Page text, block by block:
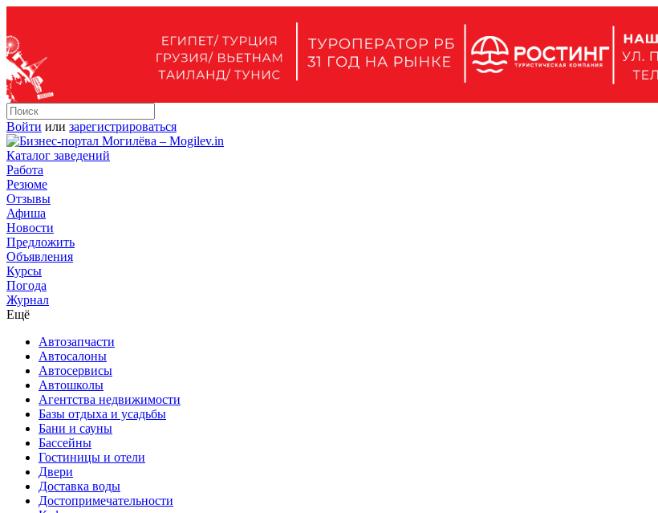
Войти или зарегистрироваться
Каталог заведений
Работа
Резюме
Отзывы
Афиша
Новости
Предложить
Объявления
Курсы
Погода
Журнал
Ещё
Автозапчасти
Автосалоны
Автосервисы
Автошколы
Агентства недвижимости
Базы отдыха и усадьбы
Бани и сауны
Бассейны
Гостиницы и отели
Двери
Доставка воды
Достопримечательности